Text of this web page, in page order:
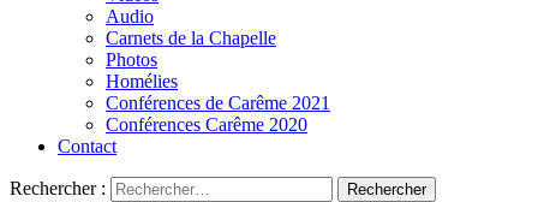
Audio
Carnets de la Chapelle
Photos
Homélies
Conférences de Carême 2021
Conférences Carême 2020
Contact
Rechercher :